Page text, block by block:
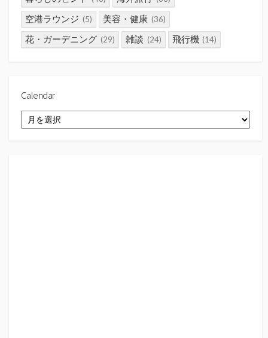
空港ラウンジ (5) 美容・健康 (36)
花・ガーデニング (29) 雑談 (24) 飛行機 (14)
Calendar
Calendar